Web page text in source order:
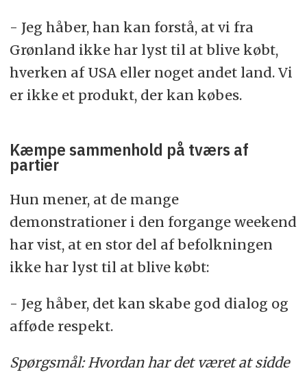
- Jeg håber, han kan forstå, at vi fra
Grønland ikke har lyst til at blive købt,
hverken af USA eller noget andet land. Vi
er ikke et produkt, der kan købes.
Kæmpe sammenhold på tværs af
partier
Hun mener, at de mange
demonstrationer i den forgange weekend
har vist, at en stor del af befolkningen
ikke har lyst til at blive købt:
- Jeg håber, det kan skabe god dialog og
afføde respekt.
Spørgsmål: Hvordan har det været at sidde